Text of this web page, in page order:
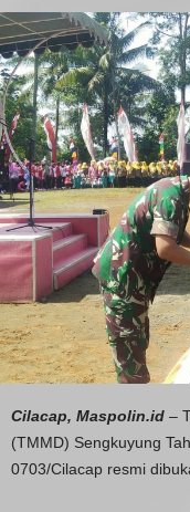
Cilacap, Maspolin.id –
(TMMD) Sengkuyung
0703/Cilacap resmi